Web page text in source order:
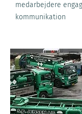
medarbejdere
kommunikation